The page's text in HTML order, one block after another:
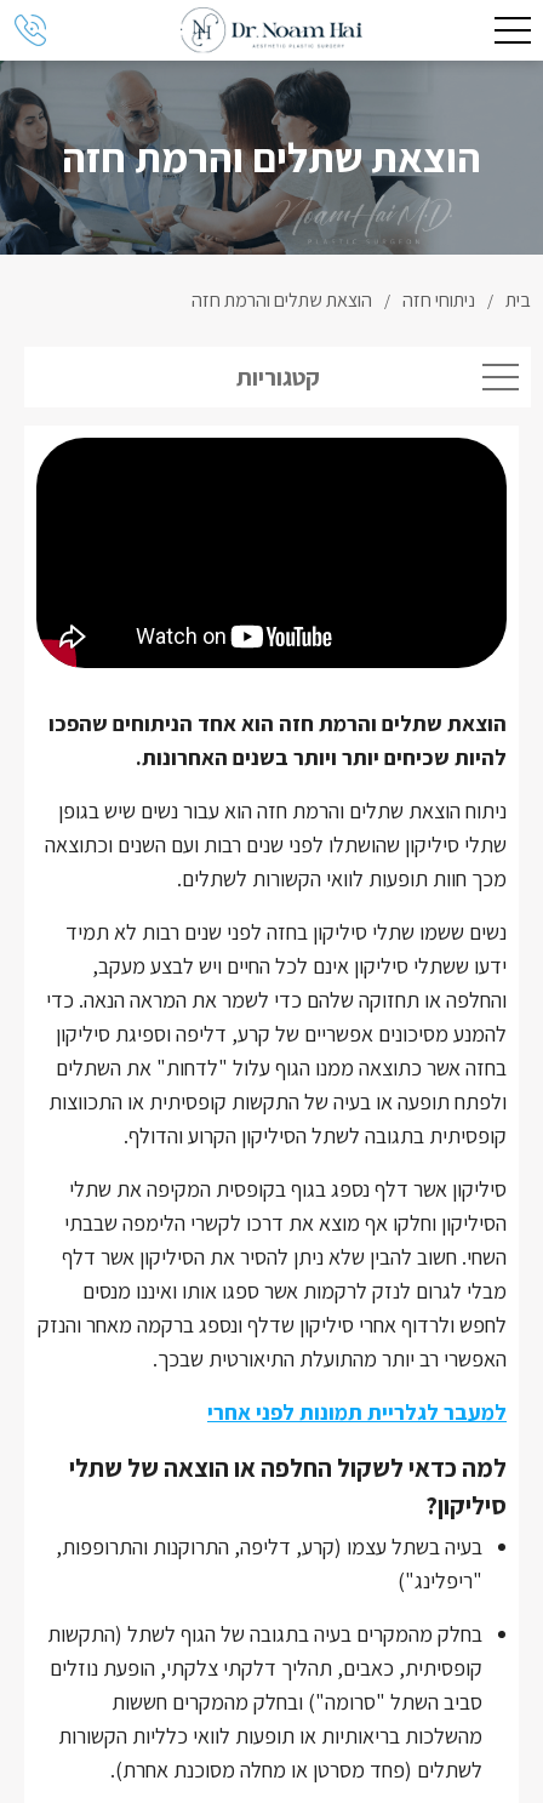
הוצאת שתלים והרמת חזה
בית / ניתוחי חזה / הוצאת שתלים והרמת חזה
קטגוריות
הוצאת שתלים והרמת חזה הוא אחד הניתוחים שהפכו
להיות שכיחים יותר ויותר בשנים האחרונות.
ניתוח הוצאת שתלים והרמת חזה הוא עבור נשים שיש בגופן
שתלי סיליקון שהושתלו לפני שנים רבות ועם השנים וכתוצאה
מכך חוות תופעות לוואי הקשורות לשתלים.
נשים ששמו שתלי סיליקון בחזה לפני שנים רבות לא תמיד
ידעו ששתלי סיליקון אינם לכל החיים ויש לבצע מעקב,
והחלפה או תחזוקה שלהם כדי לשמר את המראה הנאה. כדי
להמנע מסיכונים אפשריים של קרע, דליפה וספיגת סיליקון
בחזה אשר כתוצאה ממנו הגוף עלול "לדחות" את השתלים
ולפתח תופעה או בעיה של התקשות קופסיתית או התכווצות
קופסיתית בתגובה לשתל הסיליקון הקרוע והדולף.
סיליקון אשר דלף נספג בגוף בקופסית המקיפה את שתלי
הסיליקון וחלקו אף מוצא את דרכו לקשרי הלימפה שבבתי
השחי. חשוב להבין שלא ניתן להסיר את הסיליקון אשר דלף
מבלי לגרום לנזק לרקמות אשר ספגו אותו ואיננו מנסים
לחפש ולרדוף אחרי סיליקון שדלף ונספג ברקמה מאחר והנזק
האפשרי רב יותר מהתועלת התיאורטית שבכך.
למעבר לגלריית תמונות לפני אחרי
למה כדאי לשקול החלפה או הוצאה של שתלי
סיליקון?
בעיה בשתל עצמו (קרע, דליפה, התרוקנות והתרופפות,
"ריפלינג")
בחלק מהמקרים בעיה בתגובה של הגוף לשתל (התקשות
קופסיתית, כאבים, תהליך דלקתי צלקתי, הופעת נוזלים
סביב השתל "סרומה") ובחלק מהמקרים חששות
מהשלכות בריאותיות או תופעות לוואי כלליות הקשורות
לשתלים (פחד מסרטן או מחלה מסוכנת אחרת).